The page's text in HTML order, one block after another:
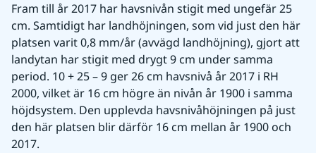
Fram till år 2017 har havsnivån stigit med ungefär 25
cm. Samtidigt har landhöjningen, som vid just den här
platsen varit 0,8 mm/år (avvägd landhöjning), gjort att
landytan har stigit med drygt 9 cm under samma
period. 10 + 25 – 9 ger 26 cm havsnivå år 2017 i RH
2000, vilket är 16 cm högre än nivån år 1900 i samma
höjdsystem. Den upplevda havsnivåhöjningen på just
den här platsen blir därför 16 cm mellan år 1900 och
2017.